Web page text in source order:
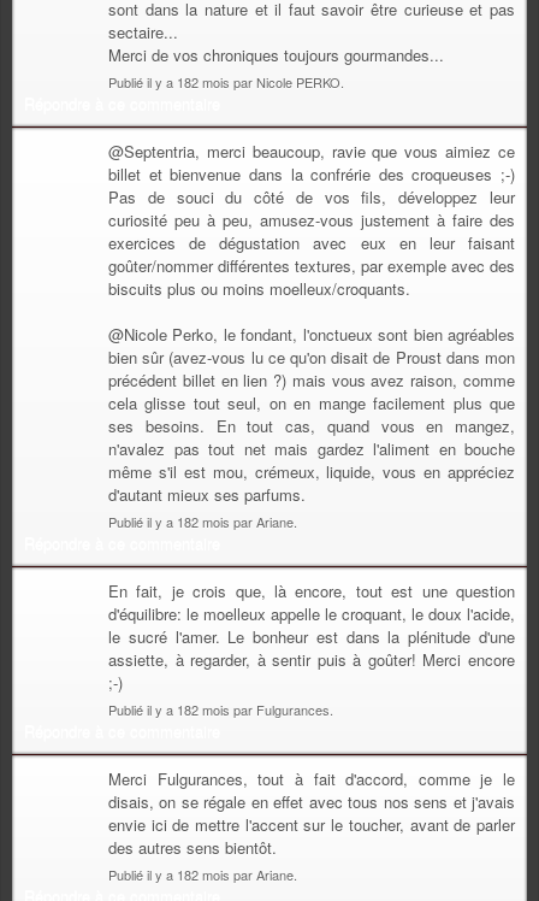
sont dans la nature et il faut savoir être curieuse et pas
sectaire...
Merci de vos chroniques toujours gourmandes...
Publié il y a 182 mois par Nicole PERKO.
@Septentria, merci beaucoup, ravie que vous aimiez ce
billet et bienvenue dans la confrérie des croqueuses ;-)
Pas de souci du côté de vos fils, développez leur
curiosité peu à peu, amusez-vous justement à faire des
exercices de dégustation avec eux en leur faisant
goûter/nommer différentes textures, par exemple avec des
biscuits plus ou moins moelleux/croquants.
@Nicole Perko, le fondant, l'onctueux sont bien agréables
bien sûr (avez-vous lu ce qu'on disait de Proust dans mon
précédent billet en lien ?) mais vous avez raison, comme
cela glisse tout seul, on en mange facilement plus que
ses besoins. En tout cas, quand vous en mangez,
n'avalez pas tout net mais gardez l'aliment en bouche
même s'il est mou, crémeux, liquide, vous en appréciez
d'autant mieux ses parfums.
Publié il y a 182 mois par Ariane.
En fait, je crois que, là encore, tout est une question
d'équilibre: le moelleux appelle le croquant, le doux l'acide,
le sucré l'amer. Le bonheur est dans la plénitude d'une
assiette, à regarder, à sentir puis à goûter! Merci encore
;-)
Publié il y a 182 mois par Fulgurances.
Merci Fulgurances, tout à fait d'accord, comme je le
disais, on se régale en effet avec tous nos sens et j'avais
envie ici de mettre l'accent sur le toucher, avant de parler
des autres sens bientôt.
Publié il y a 182 mois par Ariane.